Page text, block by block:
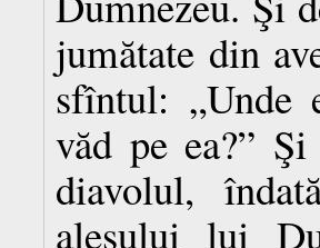
jumătate din
sfîntul: „Unde
văd pe ea?”
diavolul,
alesului lui